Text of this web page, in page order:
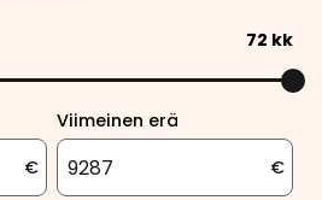
72 kk
€
Viimeinen erä
€